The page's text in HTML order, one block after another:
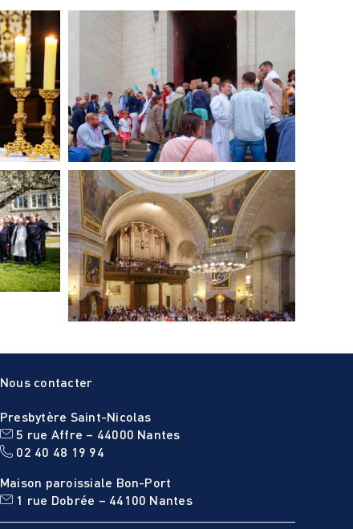
Nous contacter
Presbytère Saint-Nicolas
5 rue Affre – 44000 Nantes
02 40 48 19 94
Maison paroissiale Bon-Port
1 rue Dobrée – 44100 Nantes